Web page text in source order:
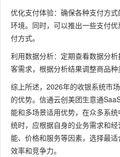
优化支付体验：确保各种支付方
环境。同时，可以推出一些支付
付方式。
利用数据分析：定期查看数据分
客需求，根据分析结果调整商品种
综上所述，2026年的收银系统市
的优势。信通云创美团生意通
能和多场景适用优势，在众多系
统时，应根据自身的业务需求和
能、价格和服务等因素，选择最
效率和竞争力。